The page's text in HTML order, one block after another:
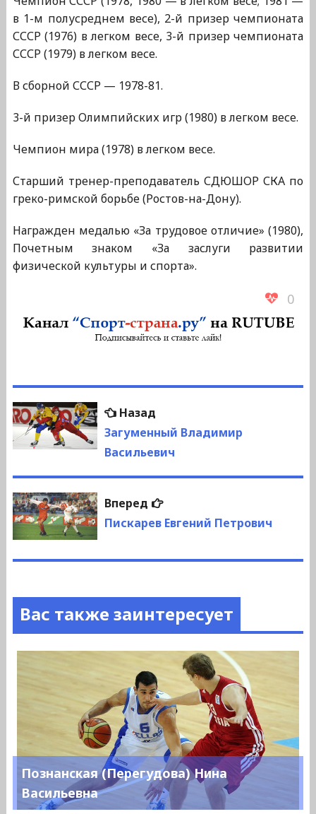
в 1-м полусреднем весе), 2-й призер чемпионата
СССР (1976) в легком весе, 3-й призер чемпионата
СССР (1979) в легком весе.
В сборной СССР — 1978-81.
3-й призер Олимпийских игр (1980) в легком весе.
Чемпион мира (1978) в легком весе.
Старший тренер-преподаватель СДЮШОР СКА по
греко-римской борьбе (Ростов-на-Дону).
Награжден медалью «За трудовое отличие» (1980),
Почетным знаком «За заслуги развитии
физической культуры и спорта».
0
Навигация
по
НазадПредыдущая
запись:
Загуменный Владимир
Васильевич
Вперед
Следующая
запись:
Пискарев Евгений Петрович
Вас также заинтересует
Познанская (Перегудова) Нина
Васильевна